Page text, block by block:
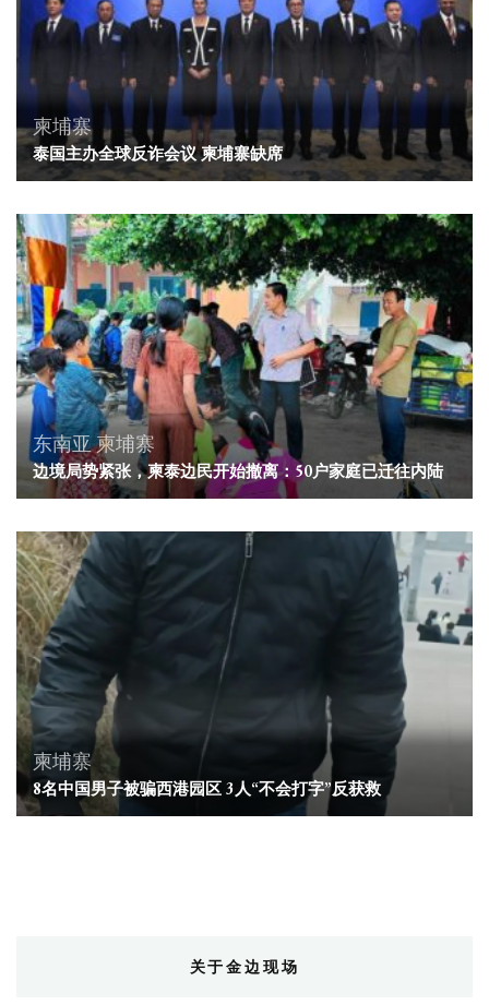
柬埔寨
泰国主办全球反诈会议 柬埔寨缺席
东南亚柬埔寨
边境局势紧张，柬泰边民开始撤离：50户家庭已迁往内陆
柬埔寨
8名中国男子被骗西港园区 3人“不会打字”反获救
关于金边现场